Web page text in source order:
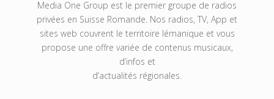
Media One Group est le premier groupe de radios
privées en Suisse Romande. Nos radios, TV, App et
sites web couvrent le territoire lémanique et vous
propose une offre variée de contenus musicaux,
d’infos et
d’actualités régionales.